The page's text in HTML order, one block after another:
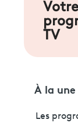
Votre
TV
À la une
Les